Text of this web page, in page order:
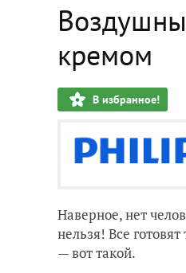
кремом
В избранное!
Наверное, нет
нельзя! Все
— вот такой.